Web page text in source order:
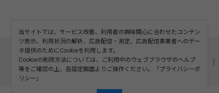
このサイトについて 利用規約
記事の二次利用について
プライバシーポリシー
お問い合わせ
運営会社
当サイトでは、サービス改善、利用者の興味関心に合わせたコンテン
ツ表示、利用状況の解析、広告配信・測定、広告配信事業者へのデー
タ提供のためにCookieを利用します。
Cookieの削除方法については、ご利用中のウェブブラウザのヘルプ
等をご確認の上、各設定画面よりご操作ください。「プライバシーポ
リシー 」